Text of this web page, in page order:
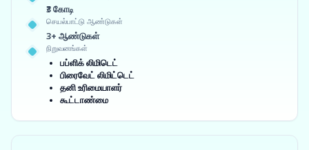
₹3 கோடி
செயல்பாட்டு ஆண்டுகள்
3+ ஆண்டுகள்
நிறுவனங்கள்
பப்ளிக் லிமிடெட்
பிரைவேட் லிமிட்டெட்
தனி உரிமையாளர்
கூட்டாண்மை